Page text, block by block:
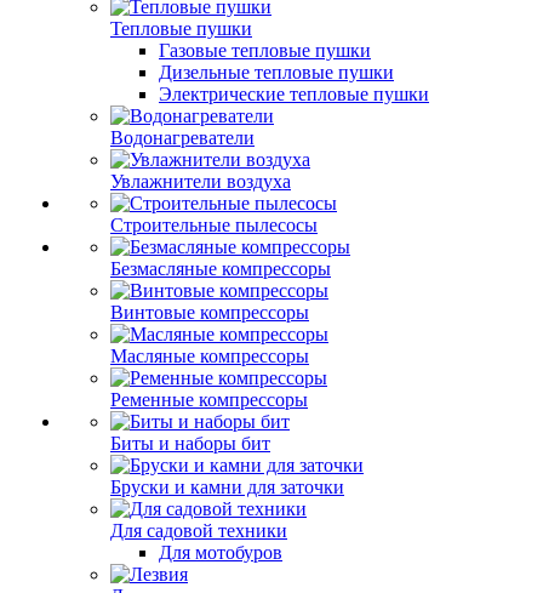
Тепловые пушки
Газовые тепловые пушки
Дизельные тепловые пушки
Электрические тепловые пушки
Водонагреватели
Увлажнители воздуха
Строительные пылесосы
Безмасляные компрессоры
Винтовые компрессоры
Масляные компрессоры
Ременные компрессоры
Биты и наборы бит
Бруски и камни для заточки
Для садовой техники
Для мотобуров